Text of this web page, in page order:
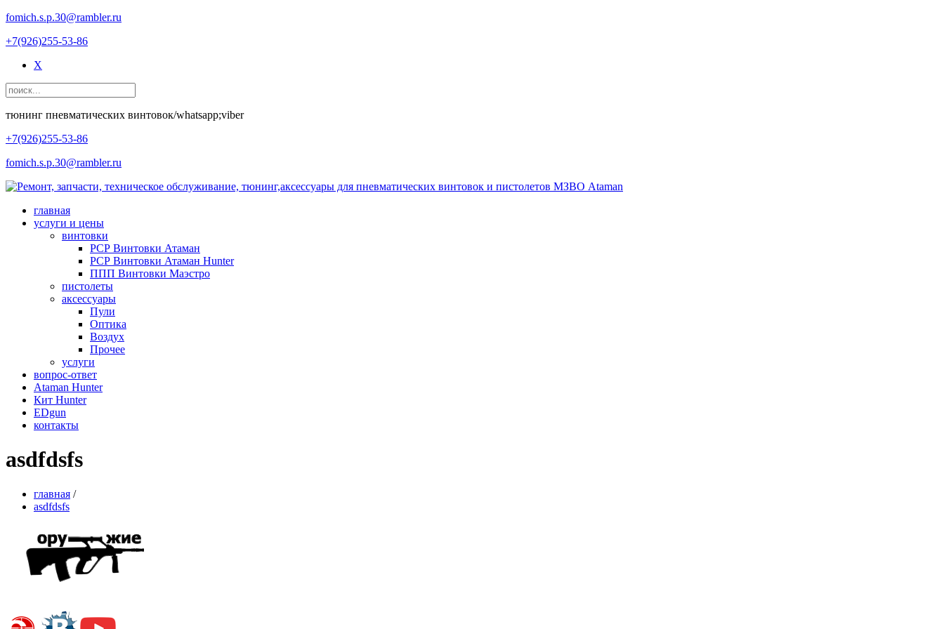
fomich.s.p.30@rambler.ru
+7(926)255-53-86
X
тюнинг пневматических винтовок/whatsapp;viber
+7(926)255-53-86
fomich.s.p.30@rambler.ru
главная
услуги и цены
винтовки
РСР Винтовки Атаман
РСР Винтовки Атаман Hunter
ППП Винтовки Маэстро
пистолеты
аксессуары
Пули
Оптика
Воздух
Прочее
услуги
вопрос-ответ
Ataman Hunter
Кит Hunter
EDgun
контакты
asdfdsfs
главная /
asdfdsfs